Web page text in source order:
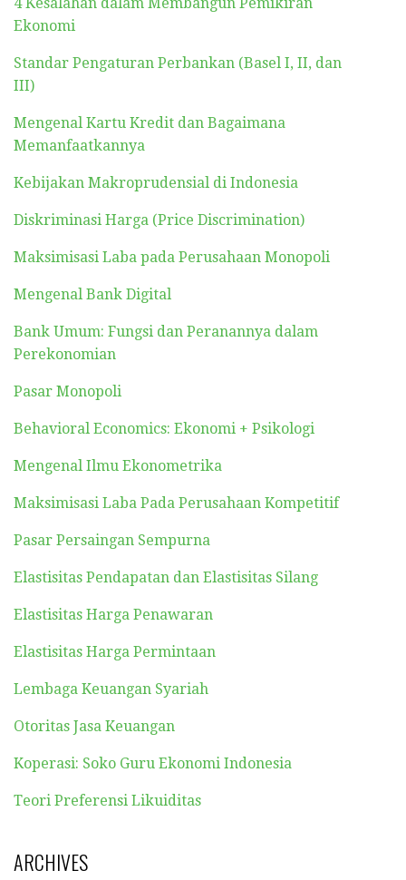
4 Kesalahan dalam Membangun Pemikiran
Ekonomi
Standar Pengaturan Perbankan (Basel I, II, dan
III)
Mengenal Kartu Kredit dan Bagaimana
Memanfaatkannya
Kebijakan Makroprudensial di Indonesia
Diskriminasi Harga (Price Discrimination)
Maksimisasi Laba pada Perusahaan Monopoli
Mengenal Bank Digital
Bank Umum: Fungsi dan Peranannya dalam
Perekonomian
Pasar Monopoli
Behavioral Economics: Ekonomi + Psikologi
Mengenal Ilmu Ekonometrika
Maksimisasi Laba Pada Perusahaan Kompetitif
Pasar Persaingan Sempurna
Elastisitas Pendapatan dan Elastisitas Silang
Elastisitas Harga Penawaran
Elastisitas Harga Permintaan
Lembaga Keuangan Syariah
Otoritas Jasa Keuangan
Koperasi: Soko Guru Ekonomi Indonesia
Teori Preferensi Likuiditas
ARCHIVES